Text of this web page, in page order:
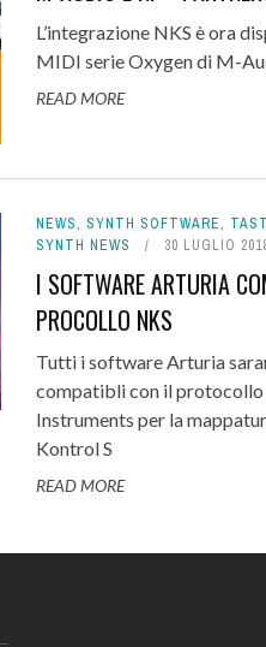
L’integrazione NKS è ora
MIDI serie Oxygen di M-
READ MORE
NEWS, SYNTH SOFTWARE,
SYNTH NEWS
30 LUGLIO
I SOFTWARE ARTURIA
PROCOLLO NKS
Tutti i software Arturia
compatibli con il
Instruments per la
Kontrol S
READ MORE